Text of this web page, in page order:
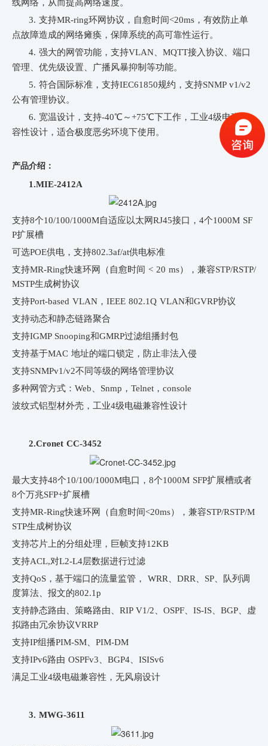
线网络，从而提高网络速度。
3. 支持MR-ring环网协议，自愈时间<20ms，有效防止单
点故障造成的网络瘫痪，保障系统的高可靠性运行。
4. 强大的网管功能，支持VLAN、MQTT接入协议、端口
管理、优先级设置、广播风暴抑制等功能。
5. 符合国际标准，支持IEC61850规约，支持SNMP v1/v2
公有管理协议。
6. 宽温设计，支持-40℃～+75℃下工作，工业4级电磁兼
容性设计，适合极度恶劣环境下使用。
产品介绍：
1.MIE-2412A
支持8个10/100/1000M自适应以太网RJ45接口，4个1000M SF
P扩展槽
可选POE供电，支持802.3af/at供电标准
支持MR-Ring快速环网（自愈时间 < 20 ms），兼容STP/RSTP/
MSTP生成树协议
支持Port-based VLAN，IEEE 802.1Q VLAN和GVRP协议
支持动态和静态链路聚合
支持IGMP Snooping和GMRP过滤组播封包
支持基于MAC 地址的端口锁定，防止非法入侵
支持SNMPv1/v2不同等级的网络管理协议
多种网管方式：Web、Snmp，Telnet，console
波纹式铝型材外壳，工业4级电磁兼容性设计
2.Cronet CC-3452
最大支持48个10/100/1000M电口，8个1000M SFP扩展槽或者
8个万兆SFP+扩展槽
支持MR-Ring快速环网（自愈时间<20ms），兼容STP/RSTP/M
STP生成树协议
支持芯片上的分组处理，巨帧支持12KB
支持ACL,对L2-L4层数据进行过滤
支持QoS，基于端口的流量监管， WRR、DRR、SP、队列调
度算法、报文的802.1p
支持静态路由、策略路由、RIP V1/2、OSPF、IS-IS、BGP、虚
拟路由冗余协议VRRP
支持IP组播PIM-SM、PIM-DM
支持IPv6路由 OSPFv3、BGP4、ISISv6
满足工业4级电磁兼容性，无风扇设计
3. MWG-3611